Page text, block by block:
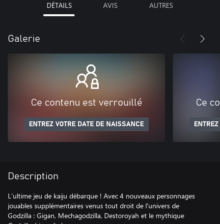
DÉTAILS AVIS AUTRES
Galerie
Ce contenu est verrouillé
ENTREZ VOTRE DATE DE NAISSANCE
Ce
Description
L'ultime jeu de kaiju débarque ! Avec 4 nouveaux personnages
jouables supplémentaires venus tout droit de l'univers de
Godzilla : Gigan, Mechagodzilla, Destoroyah et le mythique